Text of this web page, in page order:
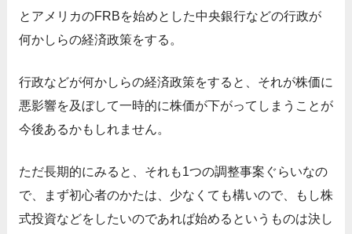
とアメリカのFRBを始めとした中央銀行などの行政が
何かしらの経済政策をする。
行政などが何かしらの経済政策をすると、それが株価に
悪影響を及ぼして一時的に株価が下がってしまうことが
今後あるかもしれません。
ただ長期的にみると、それも1つの調整事案ぐらいなの
で、まず初心者のかたは、少なくても構いので、もし株
式投資などをしたいのであれば始めるというものは決し